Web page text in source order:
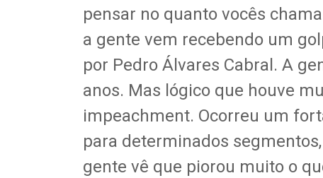
pensar no quanto vocês
a gente vem recebendo um
por Pedro Álvares Cabral. A
anos. Mas lógico que houve
impeachment. Ocorreu um
para determinados
gente vê que piorou muito o